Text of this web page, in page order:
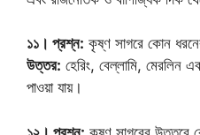
১১। প্রশ্ন: কৃষ্ণ সাগরে কোন
উত্তর: হেরিং, বেল্লামি, মেরলিন
পাওয়া যায়।